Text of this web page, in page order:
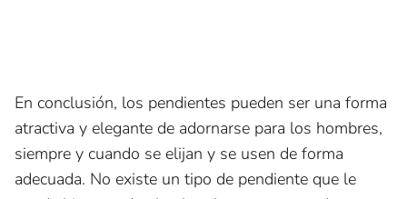
En conclusión, los pendientes pueden ser una forma
atractiva y elegante de adornarse para los hombres,
siempre y cuando se elijan y se usen de forma
adecuada. No existe un tipo de pendiente que le